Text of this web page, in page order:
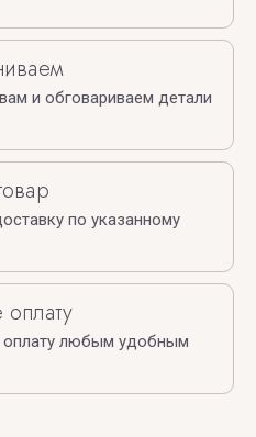
и обговариваем детали
по указанному
оплату любым удобным